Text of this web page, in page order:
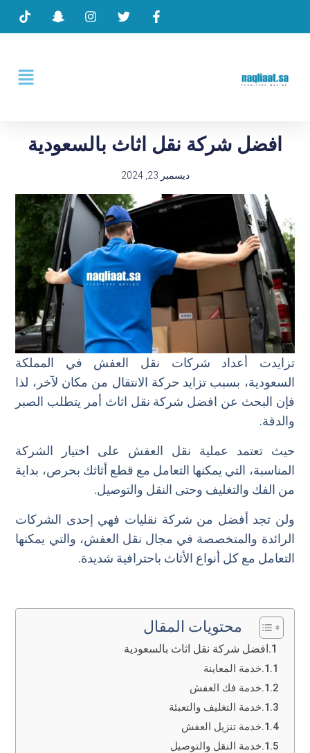
افضل شركة نقل اثاث بالسعودية
ديسمبر 23, 2024
تزايدت أعداد شركات نقل العفش في المملكة
السعودية، بسبب تزايد حركة الانتقال من مكان لآخر، لذا
فإن البحث عن افضل شركة نقل اثاث أمر يتطلب الصبر
والدقة.
حيث تعتمد عملية نقل العفش على اختيار الشركة
المناسبة، التي يمكنها التعامل مع قطع أثاثك بحرص، بداية
من الفك والتغليف وحتى النقل والتوصيل.
ولن تجد أفضل من شركة نقليات فهي إحدى الشركات
الرائدة والمتخصصة في مجال نقل العفش، والتي يمكنها
التعامل مع كل أنواع الأثاث باحترافية شديدة.
محتويات المقال
افضل شركة نقل اثاث بالسعودية
خدمة المعاينة
خدمة فك العفش
خدمة التغليف والتعبئة
خدمة تنزيل العفش
خدمة النقل والتوصيل